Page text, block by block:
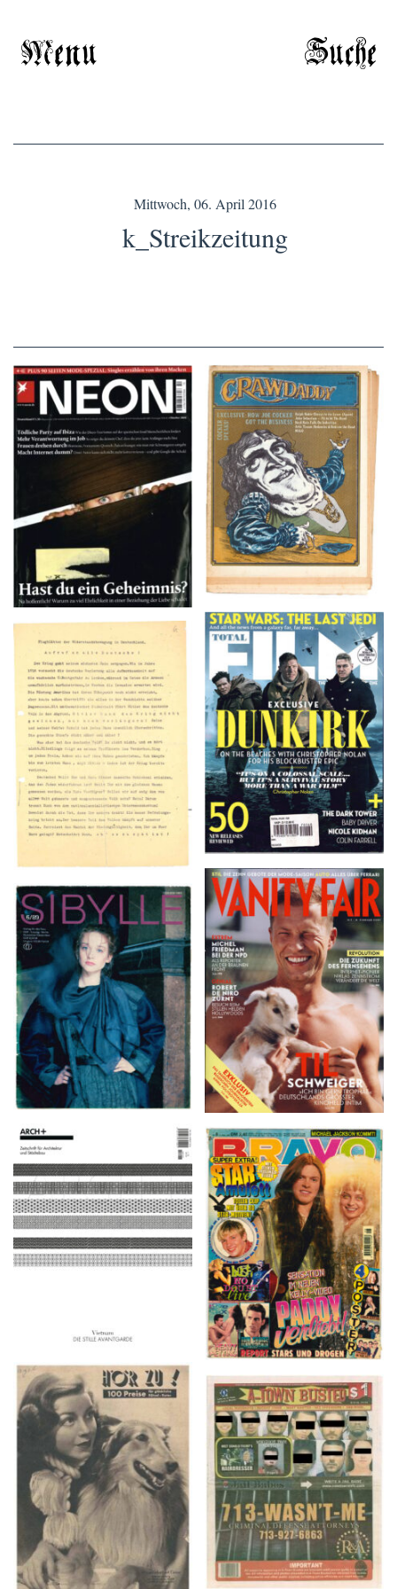
Menu Suche
Mittwoch, 06. April 2016
k_Streikzeitung
NEON – OKTOBER
2008
Crawdaddy – June/11/72
TOTAL FILM #260 –
SUMMER 2017
Flugblätter der Weissen
Rose – V, Januar 1943
VANITY FAIR – Nr. 7 –
8. Februar 2007
SIBYLLE 6/89
ARCH+ Nr. 226, Herbst
2016
BRAVO – Nr. 8, 13. Febr.
1997
HÖR ZU! – 1949,
NUMMER 10, Woche
vom 27. Februar bis 05.
März
A-TOWN BUSTED –
8/15/16–9/1/16